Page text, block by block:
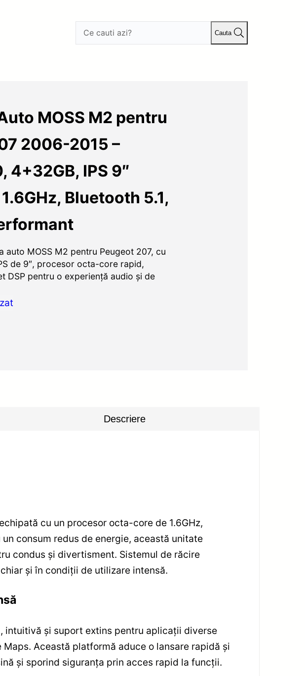
Cauta
MOSS M2 pentru
2006-2015 –
4+32GB, IPS 9″
Bluetooth 5.1,
auto MOSS M2 pentru Peugeot 207, cu
de 9″, procesor octa-core rapid,
DSP pentru o experiență audio și de
Descriere
cu un procesor octa-core de 1.6GHz,
consum redus de energie, această unitate
condus și divertisment. Sistemul de răcire
și în condiții de utilizare intensă.
intuitivă și suport extins pentru aplicații diverse
Această platformă aduce o lansare rapidă și
și sporind siguranța prin acces rapid la funcții.